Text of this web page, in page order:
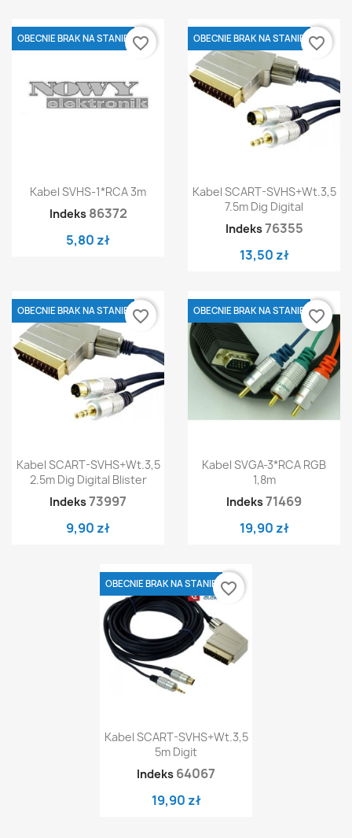
Kabel SVHS-1*RCA 3m
Indeks 86372
5,80 zł
OBECNIE BRAK NA STANIE favorite_border
Kabel SCART-SVHS+wt.3,5
7.5m Dig Digital
Indeks76355
13,50 zł
OBECNIE BRAK NA STANIE favorite_border
Kabel SCART-SVHS+wt.3,5
2.5m Dig Digital Blister
Indeks73997
9,90 zł
OBECNIE BRAK NA STANIE favorite_border
Kabel SVGA-3*RCA RGB
1,8m
Indeks71469
19,90 zł
OBECNIE BRAK NA STANIE favorite_border
Kabel SCART-SVHS+wt.3,5
5m Digit
Indeks 64067
19,90 zł
OBECNIE BRAK NA STANIE favorite_border